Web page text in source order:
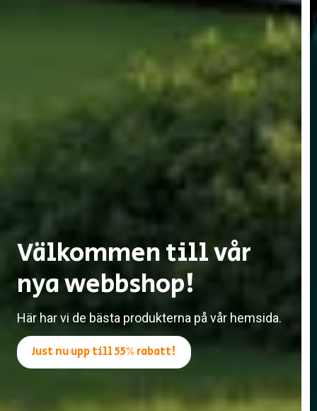
Välkommen till vår
nya webbshop!
Här har vi de bästa produkterna på vår hemsida.
Just nu upp till 55% rabatt!